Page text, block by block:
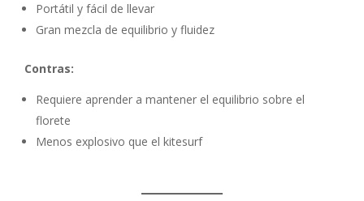
Portátil y fácil de llevar
Gran mezcla de equilibrio y fluidez
Contras:
Requiere aprender a mantener el equilibrio sobre el
florete
Menos explosivo que el kitesurf